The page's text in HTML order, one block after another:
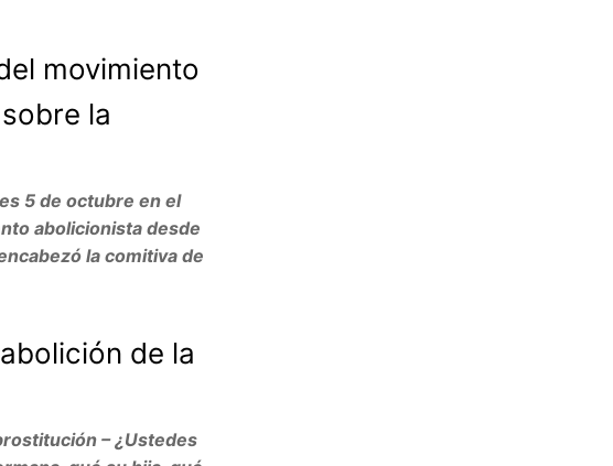
movimiento
la
5 de octubre en el
abolicionista desde
la comitiva de
de la
– ¿Ustedes